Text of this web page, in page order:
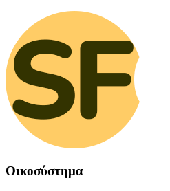
Οικοσύστημα